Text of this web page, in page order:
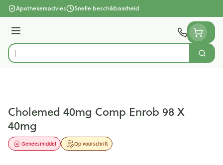
Ga naar de inhoud
Apothekersadvies Snelle beschikbaarheid
Menu
Product, merk, categorie...
Zoek
Cholemed 40mg Comp Enrob 98 X
40mg
Op voorschrift
Geneesmiddel